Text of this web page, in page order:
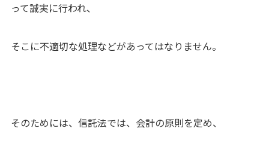
って誠実に行われ、
そこに不適切な処理などがあってはなりません。
そのためには、信託法では、会計の原則を定め、